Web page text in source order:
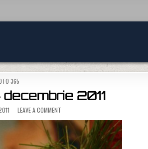
365
2011
LEAVE A COMMENTON PHOTO 365 – 24 DECEMBRIE 2011